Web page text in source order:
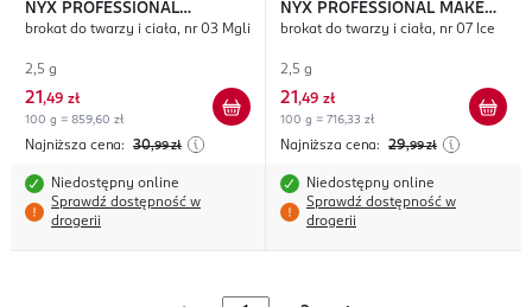
NYX PROFESSIONAL
MAKEUP Glitter Pailettes
brokat do twarzy i ciała, nr 03 Mgli
2,5 g
21 ,49 zł
100 g = 859,60 zł
Najniższa cena: 30,99 zł
Niedostępny online
Sprawdź dostępność w
drogerii
NYX PROFESSIONAL MAKEUP
Glitter Brillants
brokat do twarzy i ciała, nr 07 Ice
2,5 g
21 ,49 zł
100 g = 716,33 zł
Najniższa cena: 29,99 zł
Niedostępny online
Sprawdź dostępność w
drogerii